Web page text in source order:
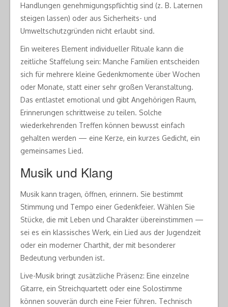
Handlungen genehmigungspflichtig sind (z. B. Laternen
steigen lassen) oder aus Sicherheits- und
Umweltschutzgründen nicht erlaubt sind.
Ein weiteres Element individueller Rituale kann die
zeitliche Staffelung sein: Manche Familien entscheiden
sich für mehrere kleine Gedenkmomente über Wochen
oder Monate, statt einer sehr großen Veranstaltung.
Das entlastet emotional und gibt Angehörigen Raum,
Erinnerungen schrittweise zu teilen. Solche
wiederkehrenden Treffen können bewusst einfach
gehalten werden — eine Kerze, ein kurzes Gedicht, ein
gemeinsames Lied.
Musik und Klang
Musik kann tragen, öffnen, erinnern. Sie bestimmt
Stimmung und Tempo einer Gedenkfeier. Wählen Sie
Stücke, die mit Leben und Charakter übereinstimmen —
sei es ein klassisches Werk, ein Lied aus der Jugendzeit
oder ein moderner Charthit, der mit besonderer
Bedeutung verbunden ist.
Live-Musik bringt zusätzliche Präsenz: Eine einzelne
Gitarre, ein Streichquartett oder eine Solostimme
können souverän durch eine Feier führen. Technisch